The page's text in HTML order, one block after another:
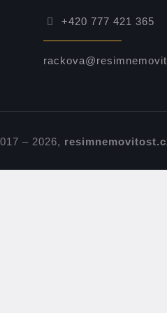
+420 777 421 365
– 2026,